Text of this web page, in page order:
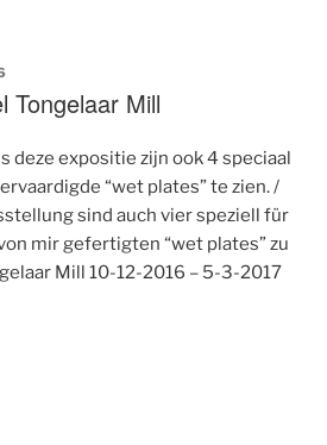
Tongelaar Mill
deze expositie zijn ook 4 speciaal
“wet plates” te zien. /
sind auch vier speziell für
mir gefertigten “wet plates” zu
Mill 10-12-2016 – 5-3-2017